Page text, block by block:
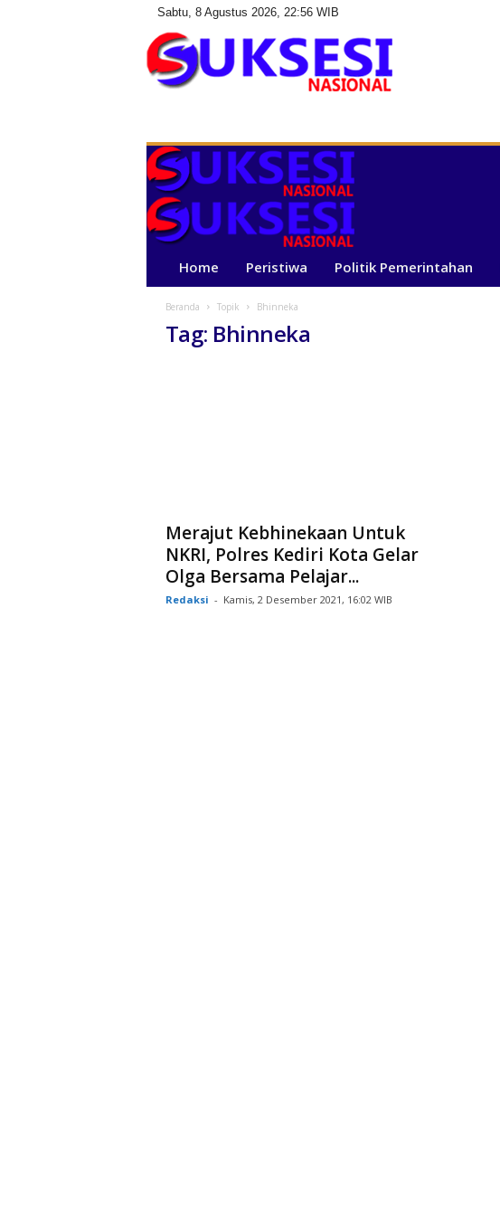
Sabtu, 8 Agustus 2026, 22:56 WIB
s
e
i
N
i
Home Peristiwa Politik Pemerintahan
Beranda Topik Bhinneka
Tag: Bhinneka
Merajut Kebhinekaan Untuk
NKRI, Polres Kediri Kota Gelar
Olga Bersama Pelajar...
Redaksi - Kamis, 2 Desember 2021, 16:02 WIB